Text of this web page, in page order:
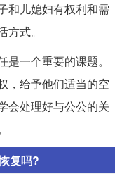
和儿媳妇有权利和需
式。
一个重要的课题。
，给予他们适当的空
会处理好与公公的关
复吗?